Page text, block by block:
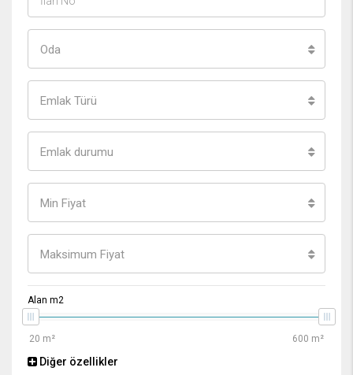
Oda
Emlak Türü
Emlak durumu
Min Fiyat
Maksimum Fiyat
Alan m2
Diğer özellikler